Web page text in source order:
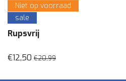
Niet op voorraad
sale
Rupsvrij
€12,50 €20,99